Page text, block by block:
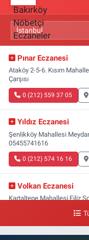
Pınar Eczanesi
Ataköy 2-5-6. Kısım
Çarşısı
0 (212) 559 37 05
Yıldız Eczanesi
Şenlikköy Mahallesi
05455741616
0 (212) 574 16 16
Volkan Eczanesi
Kartaltepe Mahallesi Filiz